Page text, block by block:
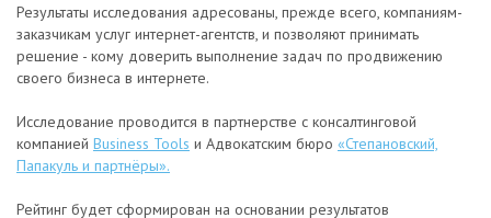
Результаты исследования адресованы, прежде всего, компаниям-
заказчикам услуг интернет-агентств, и позволяют принимать
решение - кому доверить выполнение задач по продвижению
своего бизнеса в интернете.
Исследование проводится в партнерстве с консалтинговой
компанией Business Tools и Адвокатским бюро «Степановский,
Папакуль и партнёры».
Рейтинг будет сформирован на основании результатов